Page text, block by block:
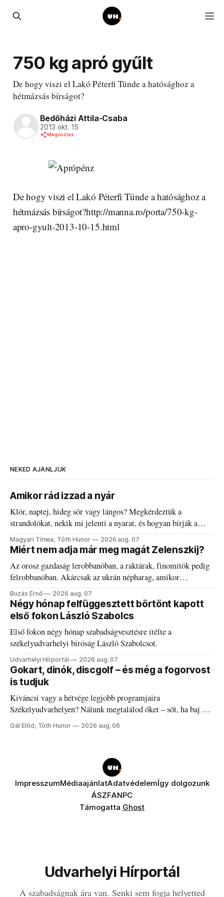
750 kg apró gyűlt
De hogy viszi el Lakó Péterfi Tünde a hatósághoz a
hétmázsás bírságot?
Bedőházi Attila-Csaba
2013 okt. 15
Megosztás
De hogy viszi el Lakó Péterfi Tünde a hatósághoz a
hétmázsás bírságot?http://manna.ro/porta/750-kg-
apro-gyult-2013-10-15.html
NEKED AJÁNLJUK
Amikor rád izzad a nyár
Klór, naptej, hideg sör vagy lángos? Megkérdeztük a
strandolókat, nekik mi jelenti a nyarat, és hogyan bírják a
kánikulát.
Magyari Tímea, Tóth Hunor 2026 aug. 07
Miért nem adja már meg magát Zelenszkij?
Az orosz gazdaság lerobbanóban, a raktárak, finomítók pedig
felrobbanóban. Akárcsak az ukrán népharag, amikor
elégedetlen vezetőivel.
Buzás Ernő 2026 aug. 07
Négy hónap felfüggesztett börtönt kapott
első fokon László Szabolcs
Első fokon négy hónap szabadságvesztésre ítélte a
székelyudvarhelyi bíróság László Szabolcsot.
Udvarhelyi Hírportál 2026 aug. 07
Gokart, dinók, discgolf – és még a fogorvost
is tudjuk
Kíváncsi vagy a hétvége legjobb programjaira
Székelyudvarhelyen? Nálunk megtalálod őket – sőt, ha baj van
a fogaddal, a fogorvosi ügyeletet is!
Gál Előd, Tóth Hunor 2026 aug. 06
ImpresszumMédiaajánlatAdatvédelemÍgy dolgozunk
ÁSZFANPC
Támogatta Ghost
Udvarhelyi Hírportál
A szabadságnak ára van. Senki sem fogja helyetted